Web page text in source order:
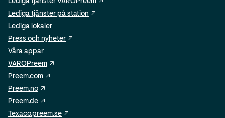
Lediga tjänster på station
Lediga lokaler
Press och nyheter
Våra appar
VAROPreem
Preem.com
Preem.no
Preem.de
Texaco.preem.se